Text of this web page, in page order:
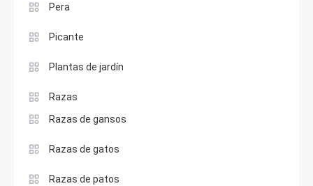
Pera
Picante
Plantas de jardín
Razas
Razas de gansos
Razas de gatos
Razas de patos